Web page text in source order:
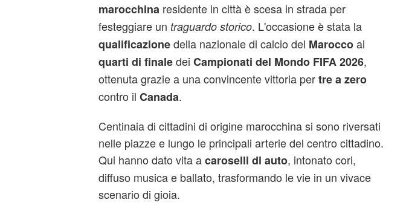
marocchina residente in città è scesa in strada per
festeggiare un traguardo storico. L'occasione è stata la
qualificazionedella nazionale di calcio del Maroccoai
quarti di finaledei Campionati del Mondo FIFA 2026,
ottenuta grazie a una convincente vittoria pertre a zero
contro il Canada.
Centinaia di cittadini di origine marocchina si sono riversati
nelle piazze e lungo le principali arterie del centro cittadino.
Qui hanno dato vita acaroselli di auto, intonato cori,
diffuso musica e ballato, trasformando le vie in un vivace
scenario di gioia.